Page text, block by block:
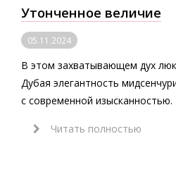
Утонченное величие
05.11.2024
В этом захватывающем дух
Дубая элегантность
с современной изысканностью.
Читать полностью